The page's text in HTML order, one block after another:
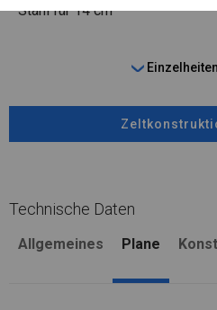
Stahlfür 14 cm
Technische Daten
Allgemeines Plane